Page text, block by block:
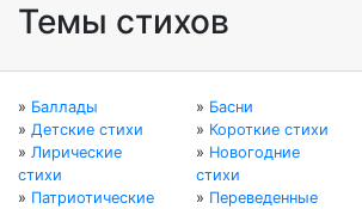
Темы стихов
» Баллады » Басни
» Детские стихи » Короткие стихи
» Лирические
стихи
» Новогодние
стихи
» Патриотические
» Переведенные